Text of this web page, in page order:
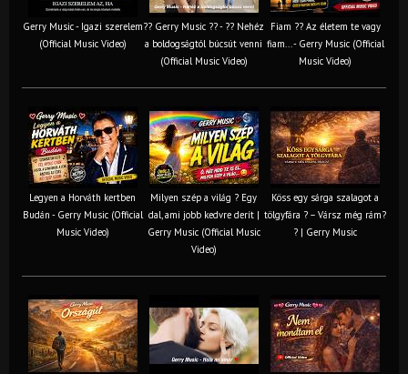
Gerry Music - Igazi szerelem
(Official Music Video)
?? Gerry Music ?? - ?? Nehéz
a boldogságtól búcsút venni
(Official Music Video)
Fiam ?‍? Az életem te vagy
fiam... - Gerry Music (Official
Music Video)
Legyen a Horváth kertben
Budán - Gerry Music (Official
Music Video)
Milyen szép a világ ? Egy
dal, ami jobb kedvre derít |
Gerry Music (Official Music
Video)
Köss egy sárga szalagot a
tölgyfára ?️ – Vársz még rám?
? | Gerry Music